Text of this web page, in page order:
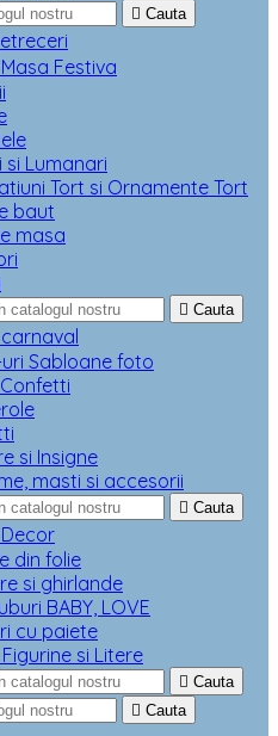
 Cauta
Festiva
si Lumanari
Tort si Ornamente Tort
baut
masa
 Cauta
Sabloane foto
si Insigne
masti si accesorii
 Cauta
din folie
si ghirlande
BABY, LOVE
cu paiete
si Litere
 Cauta
 Cauta